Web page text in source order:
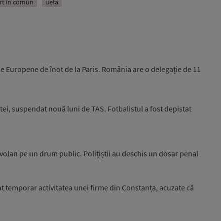
in comun uefa
Europene de înot de la Paris. România are o delegație de 11
suspendat nouă luni de TAS. Fotbalistul a fost depistat
pe un drum public. Polițiștii au deschis un dosar penal
temporar activitatea unei firme din Constanța, acuzate că